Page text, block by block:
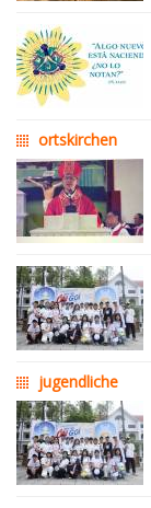
ortskirchen
jugendliche